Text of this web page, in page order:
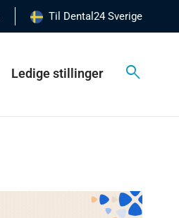
Til Dental24 Sverige
Ledige stillinger